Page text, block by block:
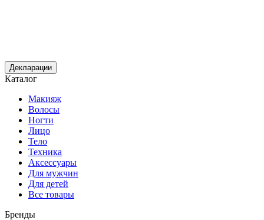
Декларации
Каталог
Макияж
Волосы
Ногти
Лицо
Тело
Техника
Аксессуары
Для мужчин
Для детей
Все товары
Бренды